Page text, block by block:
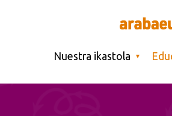
Main
Nuestra ikastola